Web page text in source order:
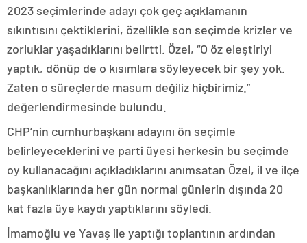
2023 seçimlerinde adayı çok geç açıklamanın
sıkıntısını çektiklerini, özellikle son seçimde krizler ve
zorluklar yaşadıklarını belirtti. Özel, “O öz eleştiriyi
yaptık, dönüp de o kısımlara söyleyecek bir şey yok.
Zaten o süreçlerde masum değiliz hiçbirimiz.”
değerlendirmesinde bulundu.
CHP’nin cumhurbaşkanı adayını ön seçimle
belirleyeceklerini ve parti üyesi herkesin bu seçimde
oy kullanacağını açıkladıklarını anımsatan Özel, il ve ilçe
başkanlıklarında her gün normal günlerin dışında 20
kat fazla üye kaydı yaptıklarını söyledi.
İmamoğlu ve Yavaş ile yaptığı toplantının ardından